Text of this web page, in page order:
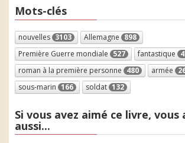
Mots-clés
nouvelles 3103 Allemagne 898
Première Guerre mondiale 527 fantastique
roman à la première personne 480 armée
sous-marin 166 soldat 132
Si vous avez aimé ce livre, vous
aussi...